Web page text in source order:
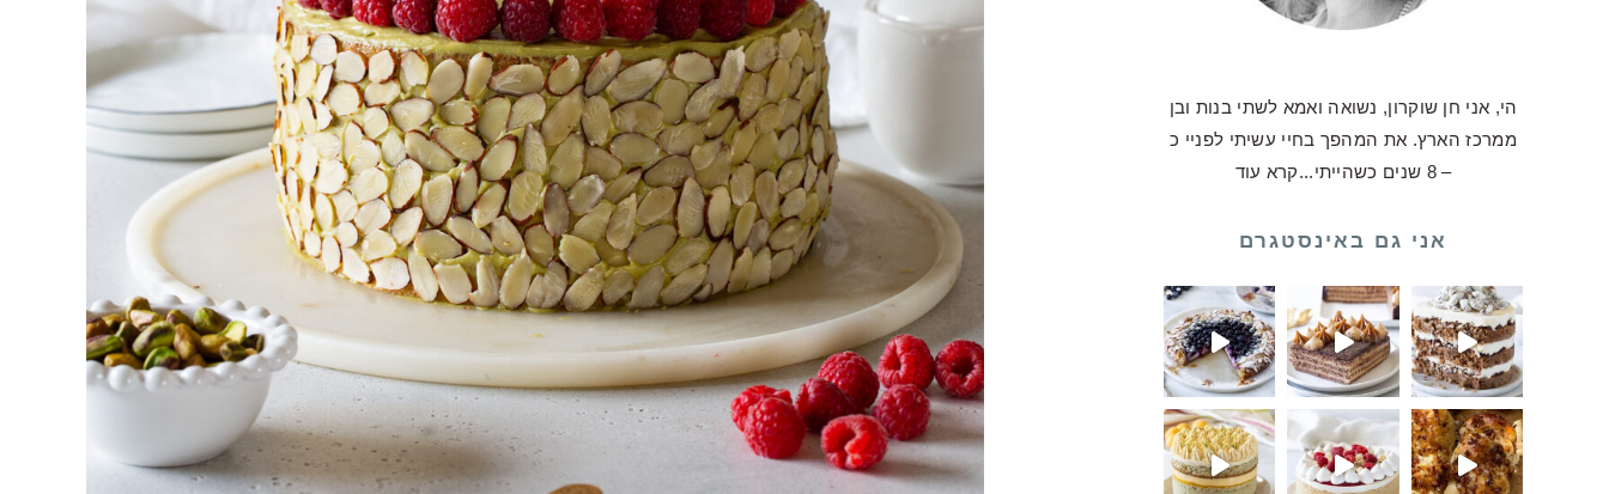
הי, אני חן שוקרון, נשואה ואמא לשתי בנות ובן
ממרכז הארץ. את המהפך בחיי עשיתי לפניי כ
– 8 שנים כשהייתי...
קרא עוד
אני גם באינסטגרם
על עוגת ביסקוויטים כע
יצאה מויטרינה אבל היא
בשבילכם 💛 ואני לא מתביישת להגיד שהעו